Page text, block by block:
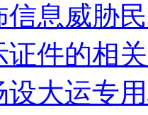
息威胁
件的相
设大运专